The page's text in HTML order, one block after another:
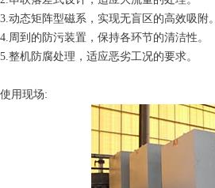
3.动态矩阵型磁系，实现无盲区的高效吸附。
4.周到的防污装置，保持各环节的清洁性。
5.整机防腐处理，适应恶劣工况的要求。
使用现场: